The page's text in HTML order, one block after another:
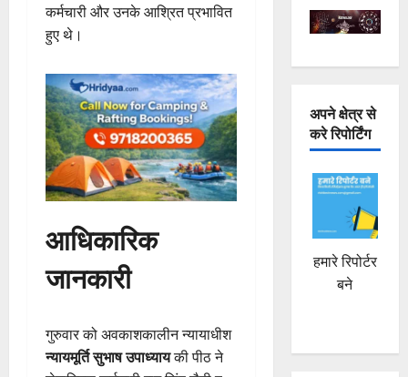
कर्मचारी और उनके आश्रित प्रभावित
हुए थे।
आधिकारिक
जानकारी
गुरुवार को अवकाशकालीन न्यायाधीश
न्यायमूर्ति सुभाष उपाध्यायकी पीठ ने
अपने क्षेत्र से
करे रिपोर्टिंग
हमारे रिपोर्टर
बने